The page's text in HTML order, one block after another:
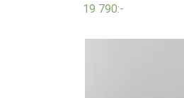
19 790:-